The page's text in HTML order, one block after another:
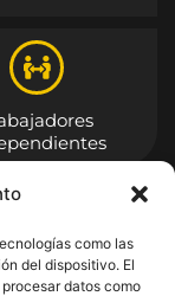
como las
del dispositivo. El
datos como